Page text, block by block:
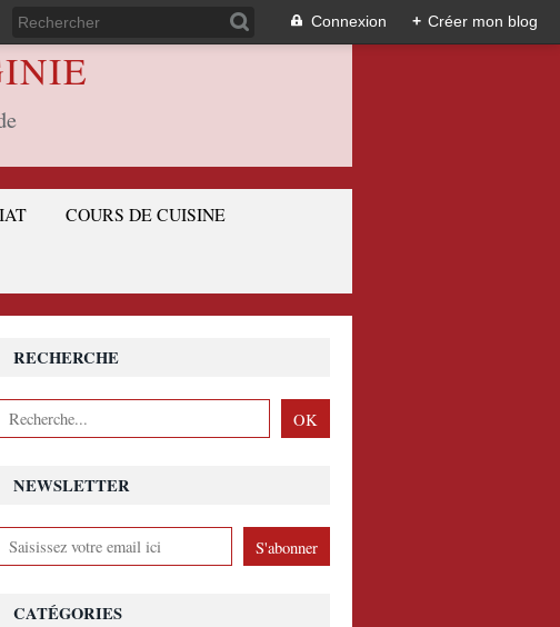
Connexion + Créer mon blog
COURS DE CUISINE
NEWSLETTER
RECHERCHE
CATÉGORIES